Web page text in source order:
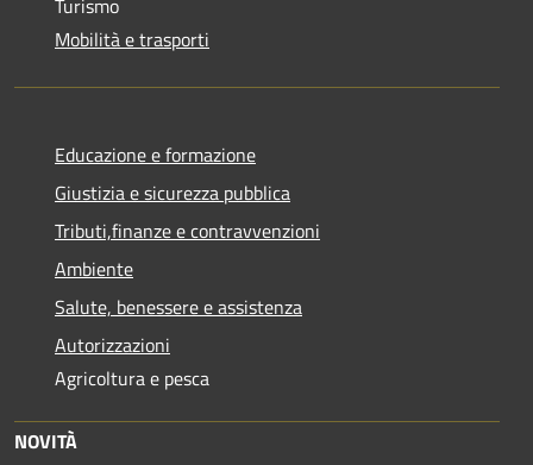
Turismo
Mobilità e trasporti
Educazione e formazione
Giustizia e sicurezza pubblica
Tributi,finanze e contravvenzioni
Ambiente
Salute, benessere e assistenza
Autorizzazioni
Agricoltura e pesca
NOVITÀ